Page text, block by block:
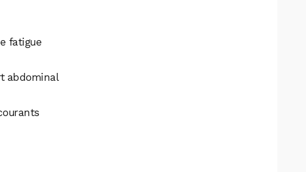
fatigue
abdominal